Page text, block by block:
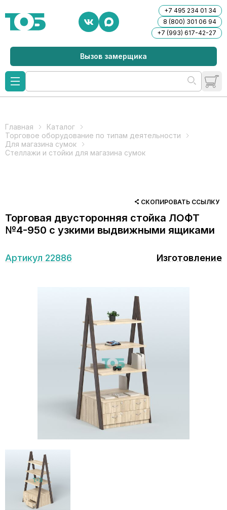
+7 495 234 01 34
8 (800) 301 06 94
+7 (993) 617-42-27
Вызов замерщика
Главная
Каталог
Торговое оборудование по типам деятельности
Для магазина сумок
Стеллажи и стойки для магазина сумок
СКОПИРОВАТЬ ССЫЛКУ
Торговая двусторонняя стойка ЛОФТ
№4-950 с узкими выдвижными ящиками
Артикул 22886 Изготовление